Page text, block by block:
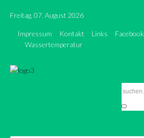
Freitag, 07. August 2026
Impressum Kontakt Links
Facebook
Wassertemperatur